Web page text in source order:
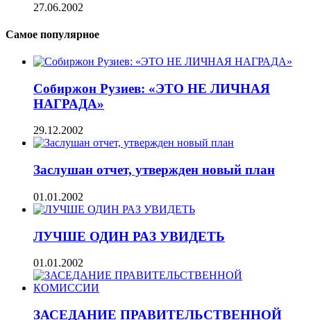
27.06.2002
Самое популярное
Собиржон Рузиев: «ЭТО НЕ ЛИЧНАЯ
НАГРАДА»
29.12.2002
Заслушан отчет, утвержден новый план
01.01.2002
ЛУЧШЕ ОДИН РАЗ УВИДЕТЬ
01.01.2002
ЗАСЕДАНИЕ ПРАВИТЕЛЬСТВЕННОЙ